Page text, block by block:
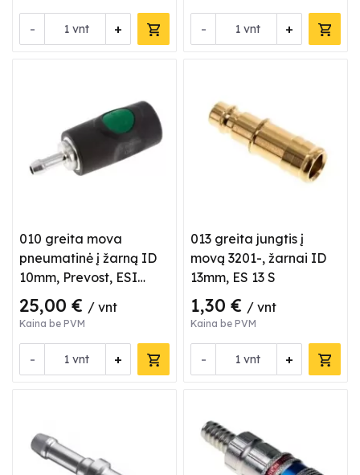
- +
vnt - +
vnt
010 greita mova
pneumatinė į žarną ID
10mm, Prevost, ESI
071810
25,00 € / vnt
Kaina be PVM
- +
vnt
013 greita jungtis į
movą 3201-, žarnai ID
13mm, ES 13 S
1,30 € / vnt
Kaina be PVM
- +
vnt